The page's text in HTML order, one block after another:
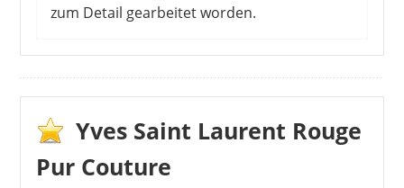
zum Detail gearbeitet worden.
Von den Kunden gibt es viele gute
Bewertungen. Diese betreffen natürlich die
hochwertige Qualität und die gute
Verarbeitung des Lippenstifts. Der
schimmernde Effekt kann manchmal
gewöhnungsbedürftig sein. Wer Lipgloss
Yves Saint Laurent Rouge
Pur Couture